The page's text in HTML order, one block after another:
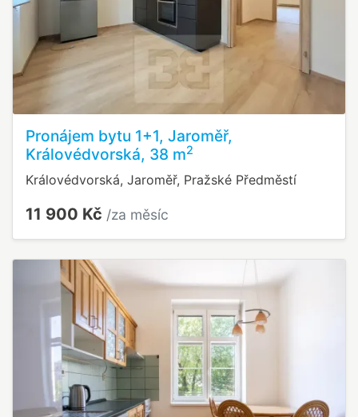
Pronájem bytu 1+1, Jaroměř,
Královédvorská, 38 m2
Královédvorská, Jaroměř, Pražské Předměstí
11 900 Kč /za měsíc